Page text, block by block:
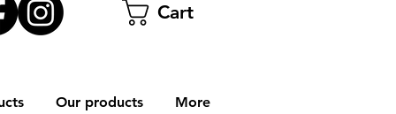
Cart
Our products More